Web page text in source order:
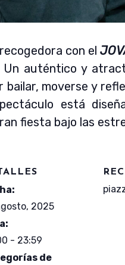
con el
auténtico y
bailar, moverse y
está
fiesta bajo las
2025
- 23:59
de